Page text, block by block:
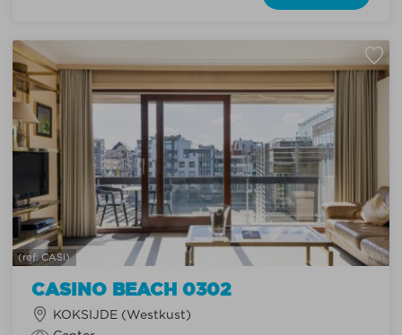
CASINO BEACH 0302
(ref: CASI)
KOKSIJDE (Westkust)